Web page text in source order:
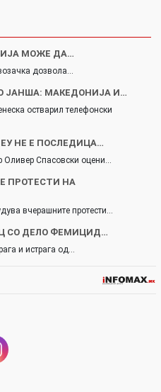
МОЖЕ ДА…
дозвола…
ЈАНША: МАКЕДОНИЈА И…
остварил телефонски
НЕ Е ПОСЛЕДИЦА…
Оливер Спасовски оцени…
ПРОТЕСТИ НА
вчерашните протести…
СО ДЕЛО ФЕМИЦИД…
и истрага од…